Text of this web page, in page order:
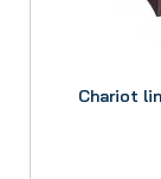
Chariot